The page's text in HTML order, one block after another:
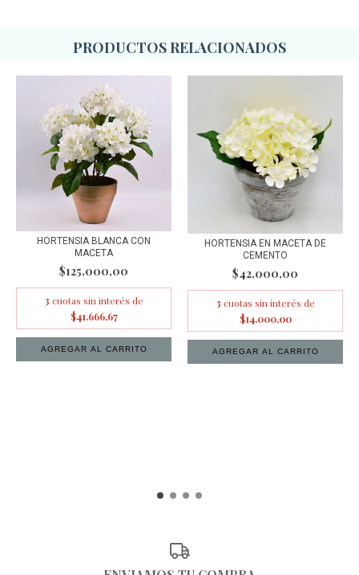
PRODUCTOS RELACIONADOS
HORTENSIA BLANCA CON
MACETA
$125.000,00
3 cuotas sin interés de
$41.666,67
HORTENSIA EN MACETA DE
CEMENTO
$42.000,00
3 cuotas sin interés de
$14.000,00